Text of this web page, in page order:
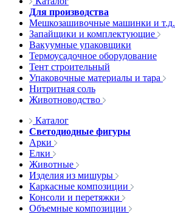
Для производства
Мешкозашивочные машинки и т.д.
Запайщики и комплектующие
Вакуумные упаковщики
Термоусадочное оборудование
Тент строительный
Упаковочные материалы и тара
Нитритная соль
Животноводство
Каталог
Светодиодные фигуры
Арки
Елки
Животные
Изделия из мишуры
Каркасные композиции
Консоли и перетяжки
Объемные композиции